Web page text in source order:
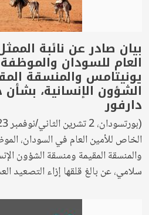
بيان صادر عن نائبة
العام للسودان
يونيتامس والمنسقة
الشؤون الإنسانية،
دارفور
الخاص للأمين العام في السودان،
والمنسقة المقيمة ومنسقة الشؤون
سلامي، عن بالغ قلقها إزاء التصعيد